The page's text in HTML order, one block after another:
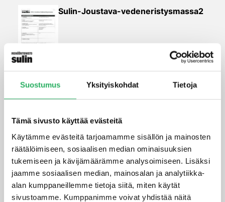
Suostumus Yksityiskohdat Tietoja
Tämä sivusto käyttää evästeitä
Käytämme evästeitä tarjoamamme sisällön ja mainosten
räätälöimiseen, sosiaalisen median ominaisuuksien
tukemiseen ja kävijämäärämme analysoimiseen. Lisäksi
jaamme sosiaalisen median, mainosalan ja analytiikka-
alan kumppaneillemme tietoja siitä, miten käytät
sivustoamme. Kumppanimme voivat yhdistää näitä
Sulin-Joustava-vedeneristysmassa2
Sulin-Joustava-Vedeneristysmassa-